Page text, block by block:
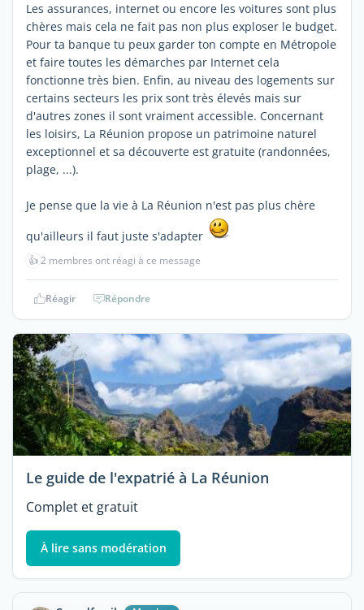
Les assurances, internet ou encore les voitures sont plus
chères mais cela ne fait pas non plus exploser le budget.
Pour ta banque tu peux garder ton compte en Métropole
et faire toutes les démarches par Internet cela
fonctionne très bien. Enfin, au niveau des logements sur
certains secteurs les prix sont très élevés mais sur
d'autres zones il sont vraiment accessible. Concernant
les loisirs, La Réunion propose un patrimoine naturel
exceptionnel et sa découverte est gratuite (randonnées,
plage, ...).
Je pense que la vie à La Réunion n'est pas plus chère
qu'ailleurs il faut juste s'adapter
👍2 membres ont réagi à ce message
Réagir Répondre
Le guide de l'expatrié à La Réunion
Complet et gratuit
À lire sans modération